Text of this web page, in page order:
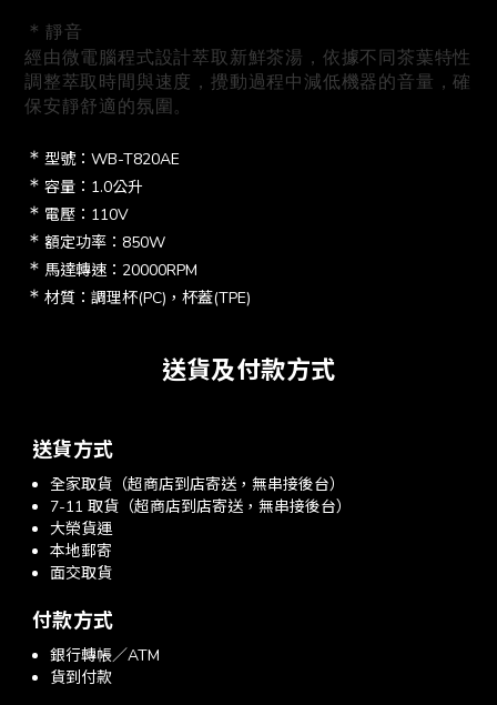
＊ 靜音
經由微電腦程式設計萃取新鮮茶湯，依據不同茶葉特性
調整萃取時間與速度，攪動過程中減低機器的音量，確
保安靜舒適的氛圍。
＊ 型號：WB-T820AE
＊ 容量：1.0公升
＊ 電壓：110V
＊ 額定功率：850W
＊ 馬達轉速：20000RPM
＊ 材質：調理杯(PC)，杯蓋(TPE)
送貨及付款方式
送貨方式
全家取貨（超商店到店寄送，無串接後台）
7-11 取貨（超商店到店寄送，無串接後台）
大榮貨運
本地郵寄
面交取貨
付款方式
銀行轉帳／ATM
貨到付款